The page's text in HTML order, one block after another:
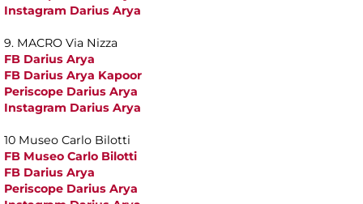
Instagram Darius Arya
9. MACRO Via Nizza
FB Darius Arya
FB Darius Arya Kapoor
Periscope Darius Arya
Instagram Darius Arya
10 Museo Carlo Bilotti
FB Museo Carlo Bilotti
FB Darius Arya
Periscope Darius Arya